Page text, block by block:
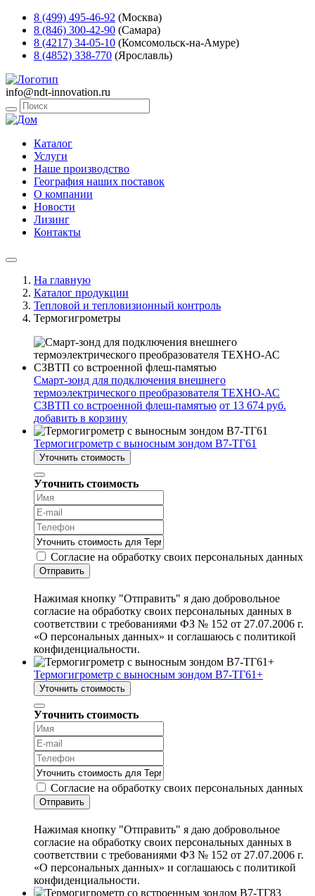
8 (499) 495-46-92 (Москва)
8 (846) 300-42-90 (Самара)
8 (4217) 34-05-10 (Комсомольск-на-Амуре)
8 (4852) 338-770 (Ярославль)
info@ndt-innovation.ru
Каталог
Услуги
Наше производство
География наших поставок
О компании
Новости
Лизинг
Контакты
На главную
Каталог продукции
Тепловой и тепловизионный контроль
Термогигрометры
Смарт-зонд для подключения внешнего
термоэлектрического преобразователя ТЕХНО-АС
СЗВТП со встроенной флеш-памятью от 13 674 руб.
добавить в корзину
Термогигрометр с выносным зондом В7-ТГ61
Уточнить стоимость
Уточнить стоимость
Согласие на обработку своих персональных данных
Отправить
Нажимая кнопку "Отправить" я даю добровольное
согласие на обработку своих персональных данных в
соответствии с требованиями ФЗ № 152 от 27.07.2006 г.
«О персональных данных» и соглашаюсь с политикой
конфиденциальности.
Термогигрометр с выносным зондом В7-ТГ61+
Уточнить стоимость
Уточнить стоимость
Согласие на обработку своих персональных данных
Отправить
Нажимая кнопку "Отправить" я даю добровольное
согласие на обработку своих персональных данных в
соответствии с требованиями ФЗ № 152 от 27.07.2006 г.
«О персональных данных» и соглашаюсь с политикой
конфиденциальности.